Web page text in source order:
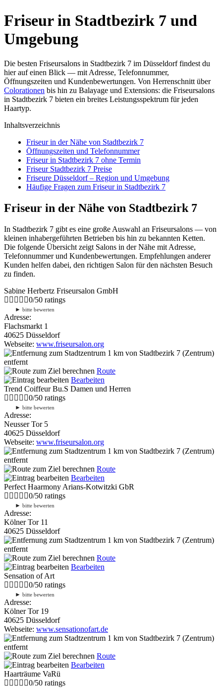
Friseur in Stadtbezirk 7 und
Umgebung
Die besten Friseursalons in Stadtbezirk 7 im Düsseldorf findest du
hier auf einen Blick — mit Adresse, Telefonnummer,
Öffnungszeiten und Kundenbewertungen. Von Herrenschnitt über
Colorationen bis hin zu Balayage und Extensions: die Friseursalons
in Stadtbezirk 7 bieten ein breites Leistungsspektrum für jeden
Haartyp.
Inhaltsverzeichnis
Friseur in der Nähe von Stadtbezirk 7
Öffnungszeiten und Telefonnummer
Friseur in Stadtbezirk 7 ohne Termin
Friseur Stadtbezirk 7 Preise
Friseure Düsseldorf – Region und Umgebung
Häufige Fragen zum Friseur in Stadtbezirk 7
Friseur in der Nähe von Stadtbezirk 7
In Stadtbezirk 7 gibt es eine große Auswahl an Friseursalons — von
kleinen inhabergeführten Betrieben bis hin zu bekannten Ketten.
Die folgende Übersicht zeigt Salons in der Nähe mit Adresse,
Telefonnummer und Kundenbewertungen. Empfehlungen anderer
Kunden helfen dabei, den richtigen Salon für den nächsten Besuch
zu finden.
Sabine Herbertz Friseursalon GmbH
0/50 ratings
► bitte bewerten
Adresse:
Flachsmarkt 1
40625 Düsseldorf
Webseite: www.friseursalon.org
1 km von Stadtbezirk 7 (Zentrum)
entfernt
Route
Bearbeiten
Trend Coiffeur Bu.S Damen und Herren
0/50 ratings
► bitte bewerten
Adresse:
Neusser Tor 5
40625 Düsseldorf
Webseite: www.friseursalon.org
1 km von Stadtbezirk 7 (Zentrum)
entfernt
Route
Bearbeiten
Perfect Haarmony Arians-Kotwitzki GbR
0/50 ratings
► bitte bewerten
Adresse:
Kölner Tor 11
40625 Düsseldorf
1 km von Stadtbezirk 7 (Zentrum)
entfernt
Route
Bearbeiten
Sensation of Art
0/50 ratings
► bitte bewerten
Adresse:
Kölner Tor 19
40625 Düsseldorf
Webseite: www.sensationofart.de
1 km von Stadtbezirk 7 (Zentrum)
entfernt
Route
Bearbeiten
Haarträume VaRü
0/50 ratings